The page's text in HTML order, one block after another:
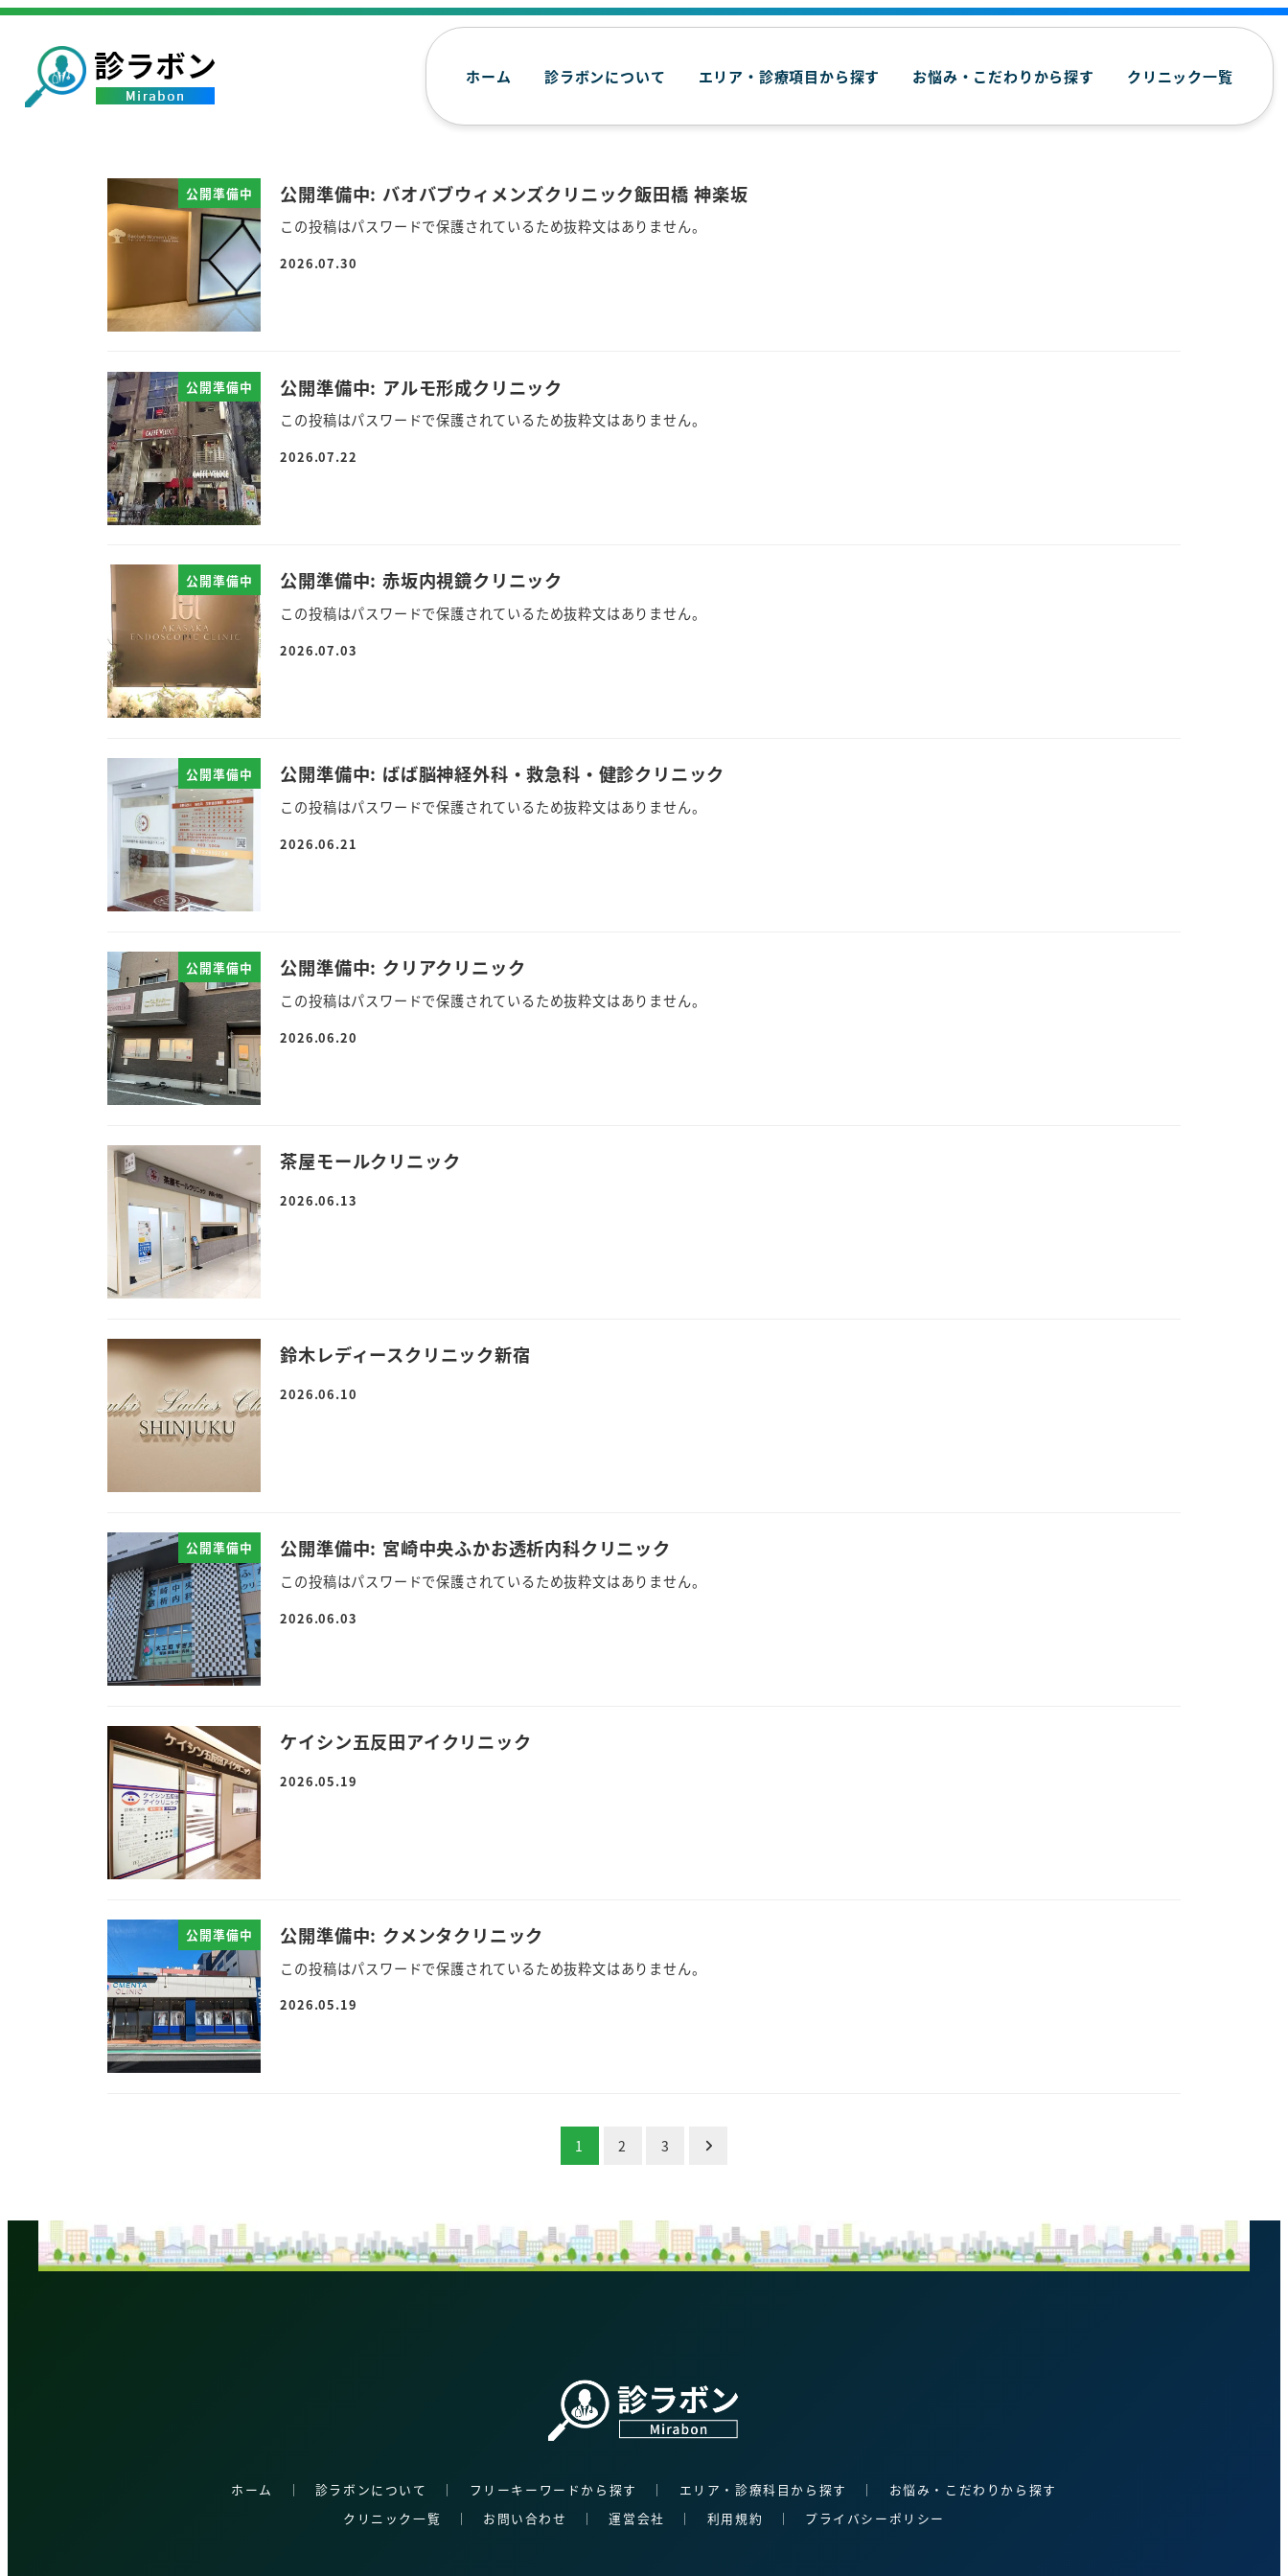
ホーム 診ラボンについて エリア・診療項目から探す お悩み・こだわりから探す クリニック一覧
公開準備中 公開準備中: バオバブウィメンズクリニック飯田橋 神楽坂
この投稿はパスワードで保護されているため抜粋文はありません。
2026.07.30
公開準備中 公開準備中: アルモ形成クリニック
この投稿はパスワードで保護されているため抜粋文はありません。
2026.07.22
公開準備中 公開準備中: 赤坂内視鏡クリニック
この投稿はパスワードで保護されているため抜粋文はありません。
2026.07.03
公開準備中 公開準備中: ばば脳神経外科・救急科・健診クリニック
この投稿はパスワードで保護されているため抜粋文はありません。
2026.06.21
公開準備中 公開準備中: クリアクリニック
この投稿はパスワードで保護されているため抜粋文はありません。
2026.06.20
茶屋モールクリニック
2026.06.13
鈴木レディースクリニック新宿
2026.06.10
公開準備中 公開準備中: 宮崎中央ふかお透析内科クリニック
この投稿はパスワードで保護されているため抜粋文はありません。
2026.06.03
ケイシン五反田アイクリニック
2026.05.19
公開準備中 公開準備中: クメンタクリニック
この投稿はパスワードで保護されているため抜粋文はありません。
2026.05.19
の
ペ
1 2 3
ホーム │ 診ラボンについて │ フリーキーワードから探す │ エリア・診療科目から探す │ お悩み・こだわりから探す
クリニック一覧
│ お問い合わせ │運営会社 │ 利用規約 │ プライバシーポリシー